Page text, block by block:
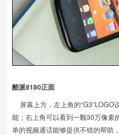
酷派8180正面
屏幕上方，左上角的“G3”LOGO
能；右上角可以看到一颗30万像素
单的视频通话能够提供不错的帮助